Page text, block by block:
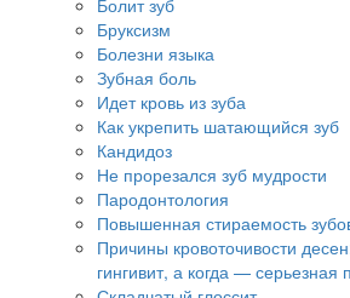
Болит зуб
Бруксизм
Болезни языка
Зубная боль
Идет кровь из зуба
Как укрепить шатающийся зуб
Кандидоз
Не прорезался зуб мудрости
Пародонтология
Повышенная стираемость
Причины кровоточивости
гингивит, а когда — серьезная